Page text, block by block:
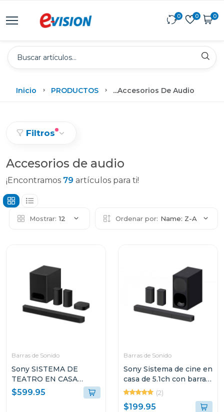
0 0 0
Inicio PRODUCTOS ...Accesorios De Audio
Filtros
Accesorios de audio
¡Encontramos 79 artículos para ti!
Mostrar: 12 Ordenar por: Name: Z-A
Barras de Sonido
Sony SISTEMA DE
TEATRO EN CASA
BRAVIA THEATRE
SYSTEM 6 CON 5.1
$599.95
Barras de Sonido
Sony Sistema de cine en
casa de 5.1ch con barra
de sonido s20r
(2)
$199.95